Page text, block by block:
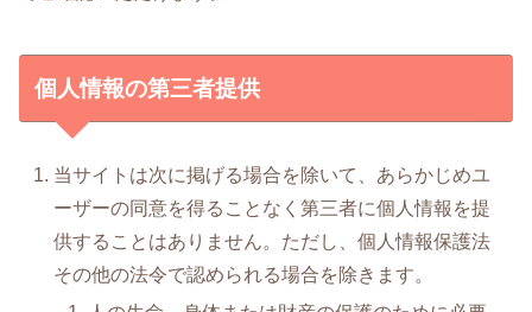
個人情報の第三者提供
当サイトは次に掲げる場合を除いて、あらかじめユ
ーザーの同意を得ることなく第三者に個人情報を提
供することはありません。ただし、個人情報保護法
その他の法令で認められる場合を除きます。